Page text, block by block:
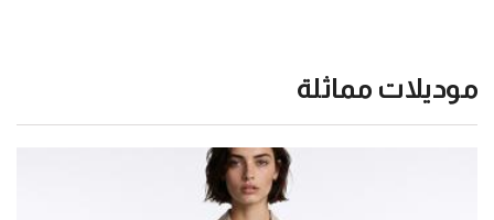
موديلات مماثلة